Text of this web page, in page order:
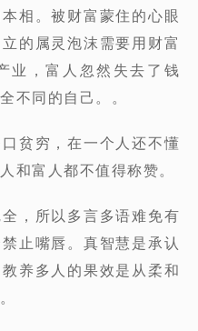
相。被财富蒙住的心眼
的属灵泡沫需要用财富
业，富人忽然失去了钱
不同的自己。。
贫穷，在一个人还不懂
和富人都不值得称赞。
，所以多言多语难免有
止嘴唇。真智慧是承认
养多人的果效是从柔和